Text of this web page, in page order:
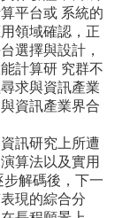
平台或 系統的
領域確認，正
選擇與設計，
計算研 究群不
求與資訊產業
資訊產業界合
訊研究上所遭
算法以及實用
解碼後，下一
現的綜合分